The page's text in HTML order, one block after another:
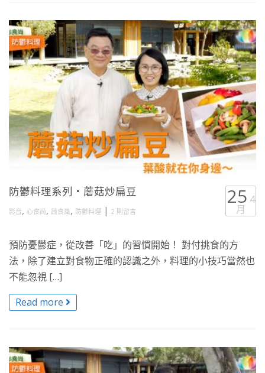
防鬱料理系列・蘑菇炒扁豆
影音, 心食尚, 蔬食風, 防鬱料理 | 2 則留言
25 4
月
預防憂鬱症，從改善「吃」的習慣開始！ 對付挑食的方
法，除了建立對食物正確的認識之外，料理的小技巧當然也
不能忽視 […]
Read more